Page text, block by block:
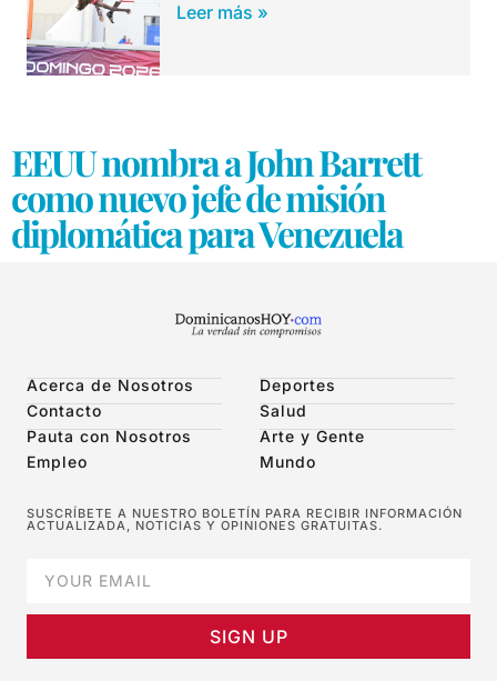
Leer más »
EEUU nombra a John Barrett
como nuevo jefe de misión
diplomática para Venezuela
Acerca de Nosotros
Contacto
Pauta con Nosotros
Empleo
Deportes
Salud
Arte y Gente
Mundo
SUSCRÍBETE A NUESTRO BOLETÍN PARA RECIBIR INFORMACIÓN
ACTUALIZADA, NOTICIAS Y OPINIONES GRATUITAS.
SIGN UP